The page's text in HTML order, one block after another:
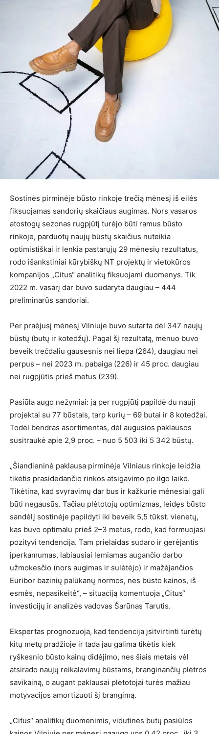
Sostinės pirminėje būsto rinkoje trečią mėnesį iš eilės
fiksuojamas sandorių skaičiaus augimas. Nors vasaros
atostogų sezonas rugpjūtį turėjo būti ramus būsto
rinkoje, parduotų naujų būstų skaičius nuteikia
optimistiškai ir lenkia pastarųjų 29 mėnesių rezultatus,
rodo išankstiniai kūrybiškų NT projektų ir vietokūros
kompanijos „Citus“ analitikų fiksuojami duomenys. Tik
2022 m. vasarį dar buvo sudaryta daugiau – 444
preliminarūs sandoriai.
Per praėjusį mėnesį Vilniuje buvo sutarta dėl 347 naujų
būstų (butų ir kotedžų). Pagal šį rezultatą, mėnuo buvo
beveik trečdaliu gausesnis nei liepa (264), daugiau nei
perpus – nei 2023 m. pabaiga (226) ir 45 proc. daugiau
nei rugpjūtis prieš metus (239).
Pasiūla augo nežymiai: ją per rugpjūtį papildė du nauji
projektai su 77 būstais, tarp kurių – 69 butai ir 8 kotedžai.
Todėl bendras asortimentas, dėl augusios paklausos
susitraukė apie 2,9 proc. – nuo 5 503 iki 5 342 būstų.
„Šiandieninė paklausa pirminėje Vilniaus rinkoje leidžia
tikėtis prasidedančio rinkos atsigavimo po ilgo laiko.
Tikėtina, kad svyravimų dar bus ir kažkurie mėnesiai gali
būti negausūs. Tačiau plėtotojų optimizmas, leidęs būsto
sandėlį sostinėje papildyti iki beveik 5,5 tūkst. vienetų,
kas buvo optimalu prieš 2–3 metus, rodo, kad formuojasi
pozityvi tendencija. Tam prielaidas sudaro ir gerėjantis
įperkamumas, labiausiai lemiamas augančio darbo
užmokesčio (nors augimas ir sulėtėjo) ir mažėjančios
Euribor bazinių palūkanų normos, nes būsto kainos, iš
esmės, nepasikeitė“, – situaciją komentuoja „Citus“
investicijų ir analizės vadovas Šarūnas Tarutis.
Ekspertas prognozuoja, kad tendencija įsitvirtinti turėtų
kitų metų pradžioje ir tada jau galima tikėtis kiek
ryškesnio būsto kainų didėjimo, nes šiais metais vėl
atsirado naujų reikalavimų būstams, branginančių plėtros
savikainą, o augant paklausai plėtotojai turės mažiau
motyvacijos amortizuoti šį brangimą.
„Citus“ analitikų duomenimis, vidutinės butų pasiūlos